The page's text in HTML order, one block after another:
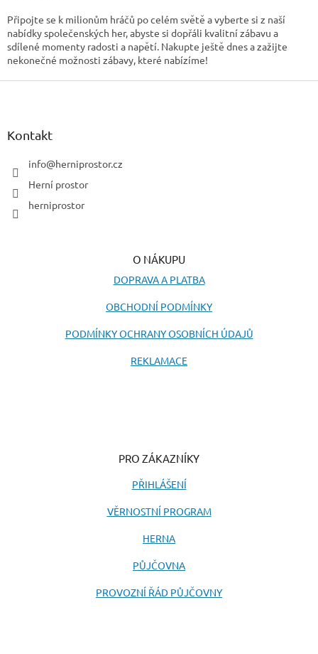
u
Připojte se k milionům hráčů po celém světě a vyberte si z naší
nabídky společenských her, abyste si dopřáli kvalitní zábavu a
sdílené momenty radosti a napětí. Nakupte ještě dnes a zažijte
nekonečné možnosti zábavy, které nabízíme!
Kontakt
info@herniprostor.cz
Herní prostor
herniprostor
O NÁKUPU
DOPRAVA A PLATBA
OBCHODNÍ PODMÍNKY
PODMÍNKY OCHRANY OSOBNÍCH ÚDAJŮ
REKLAMACE
PRO ZÁKAZNÍKY
PŘIHLÁŠENÍ
VĚRNOSTNÍ PROGRAM
HERNA
PŮJČOVNA
PROVOZNÍ ŘÁD PŮJČOVNY